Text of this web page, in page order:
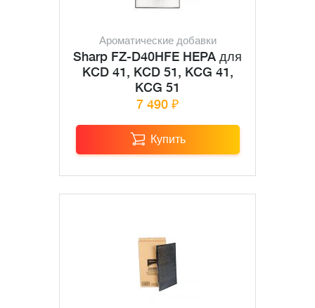
Ароматические добавки
Sharp FZ-D40HFE HEPA для
KCD 41, KCD 51, KCG 41,
KCG 51
7 490 ₽
Купить